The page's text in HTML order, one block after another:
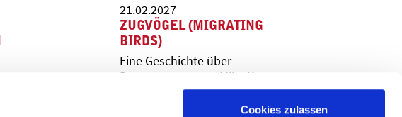
Cookies zulassen
21.02.2027
ZUGVÖGEL (MIGRATING
BIRDS)
Eine Geschichte über
Begegnungen von Mike Kenny